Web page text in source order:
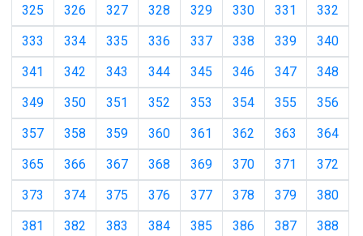
325
326 327 328 329 330 331
332
333
334 335 336 337 338 339
340
341
342 343 344 345 346 347
348
349
350 351 352 353 354 355
356
357
358 359 360 361 362 363
364
365
366 367 368 369 370 371
372
373
374 375 376 377 378 379
380
381
382 383 384 385 386 387
388